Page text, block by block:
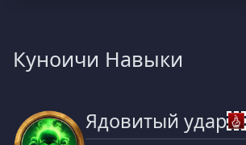
Куноичи Навыки
Ядовитый удар